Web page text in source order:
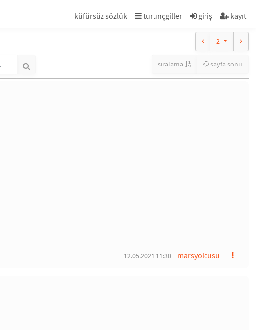
küfürsüz sözlük turunçgiller giriş kayıt
2
sıralama sayfa sonu
marsyolcusu
12.05.2021 11:30